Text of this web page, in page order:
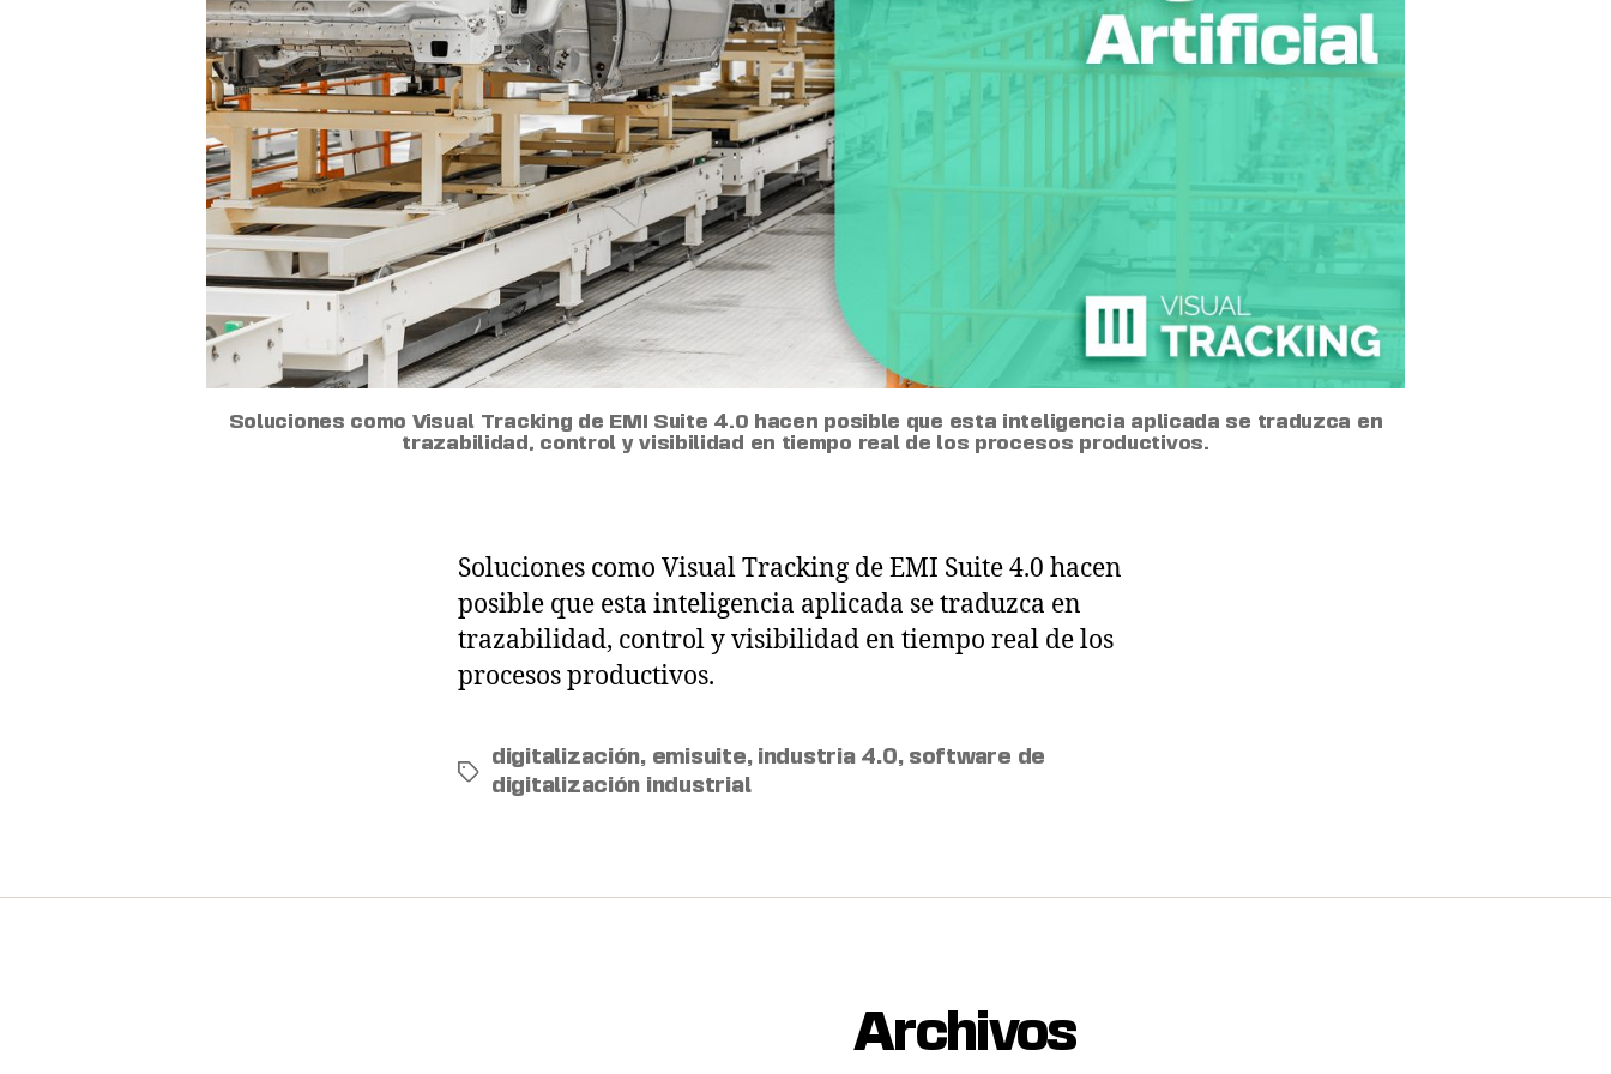
Soluciones como Visual Tracking de EMI Suite 4.0 hacen posible que esta inteligencia aplicada se traduzca en
trazabilidad, control y visibilidad en tiempo real de los procesos productivos.
Soluciones como Visual Tracking de EMI Suite 4.0 hacen
posible que esta inteligencia aplicada se traduzca en
trazabilidad, control y visibilidad en tiempo real de los
procesos productivos.
digitalización, emisuite, industria 4.0, software de
digitalización industrial
Archivos